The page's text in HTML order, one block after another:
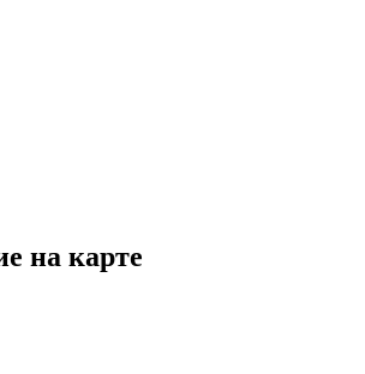
на карте